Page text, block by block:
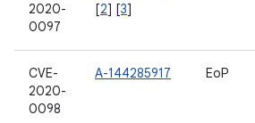
2020-
0097
[2] [3]
CVE-
2020-
0098
A-144285917 EoP